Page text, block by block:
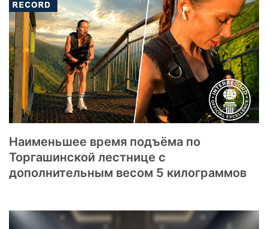
Наименьшее время подъёма по
Торгашинской лестнице с
дополнительным весом 5 килограммов